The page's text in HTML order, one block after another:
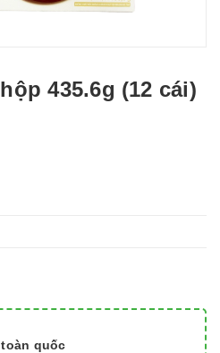
435.6g (12 cái)
quốc